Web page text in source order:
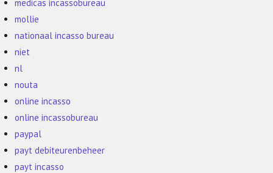
medicas incassobureau
mollie
nationaal incasso bureau
niet
nl
nouta
online incasso
online incassobureau
paypal
payt debiteurenbeheer
payt incasso